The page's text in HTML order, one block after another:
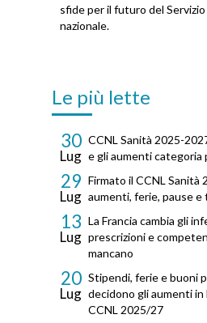
sfide per il futuro del
nazionale.
Le più lette
30
Lug
CCNL Sanità 2025-
e gli aumenti categoria
29
Lug
Firmato il CCNL Sanità
aumenti, ferie, pause
13
Lug
La Francia cambia gli
prescrizioni e
mancano
20
Lug
Stipendi, ferie e buoni
decidono gli aumenti in
CCNL 2025/27